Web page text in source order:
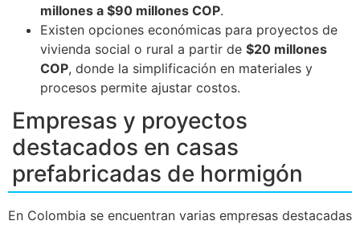
millones a $90 millones COP.
Existen opciones económicas para proyectos de
vivienda social o rural a partir de $20 millones
COP, donde la simplificación en materiales y
procesos permite ajustar costos.
Empresas y proyectos
destacados en casas
prefabricadas de hormigón
En Colombia se encuentran varias empresas destacadas